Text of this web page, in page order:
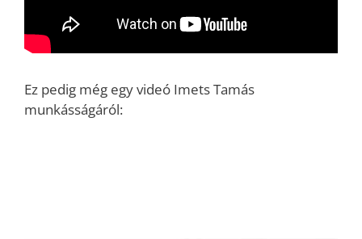
Ez pedig még egy videó Imets Tamás
munkásságáról: